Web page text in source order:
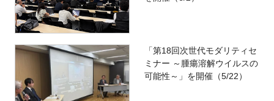
「第18回次世代モダリティセ
ミナー ～腫瘍溶解ウイルスの
可能性～」を開催（5/22）